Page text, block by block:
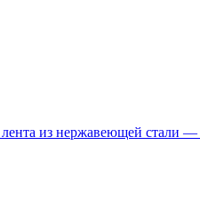
из нержавеющей стали